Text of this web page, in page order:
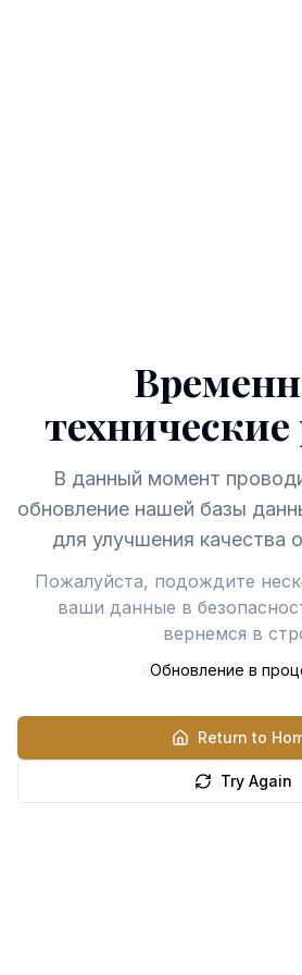
В данный момент
обновление нашей базы
для улучшения качества
Пожалуйста, подождите
ваши данные в
вернемся в
Обновление в
Return to
Try Again